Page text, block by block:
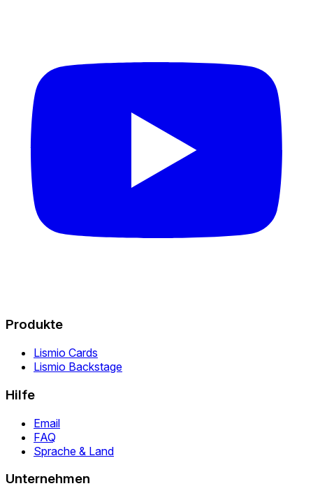
Produkte
Lismio Cards
Lismio Backstage
Hilfe
Email
FAQ
Sprache & Land
Unternehmen